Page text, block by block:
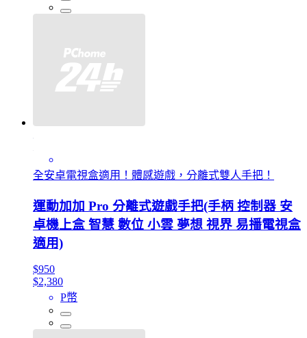
全安卓電視盒適用！體感遊戲，分離式雙人手把！
運動加加 Pro 分離式遊戲手把(手柄 控制器 安
卓機上盒 智慧 數位 小雲 夢想 視界 易播電視盒
適用)
$950
$2,380
P幣